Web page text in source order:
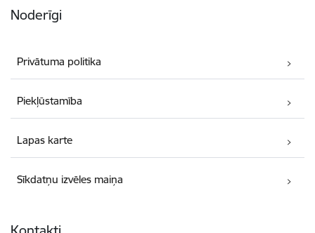
Noderīgi
Privātuma politika
Piekļūstamība
Lapas karte
Sīkdatņu izvēles maiņa